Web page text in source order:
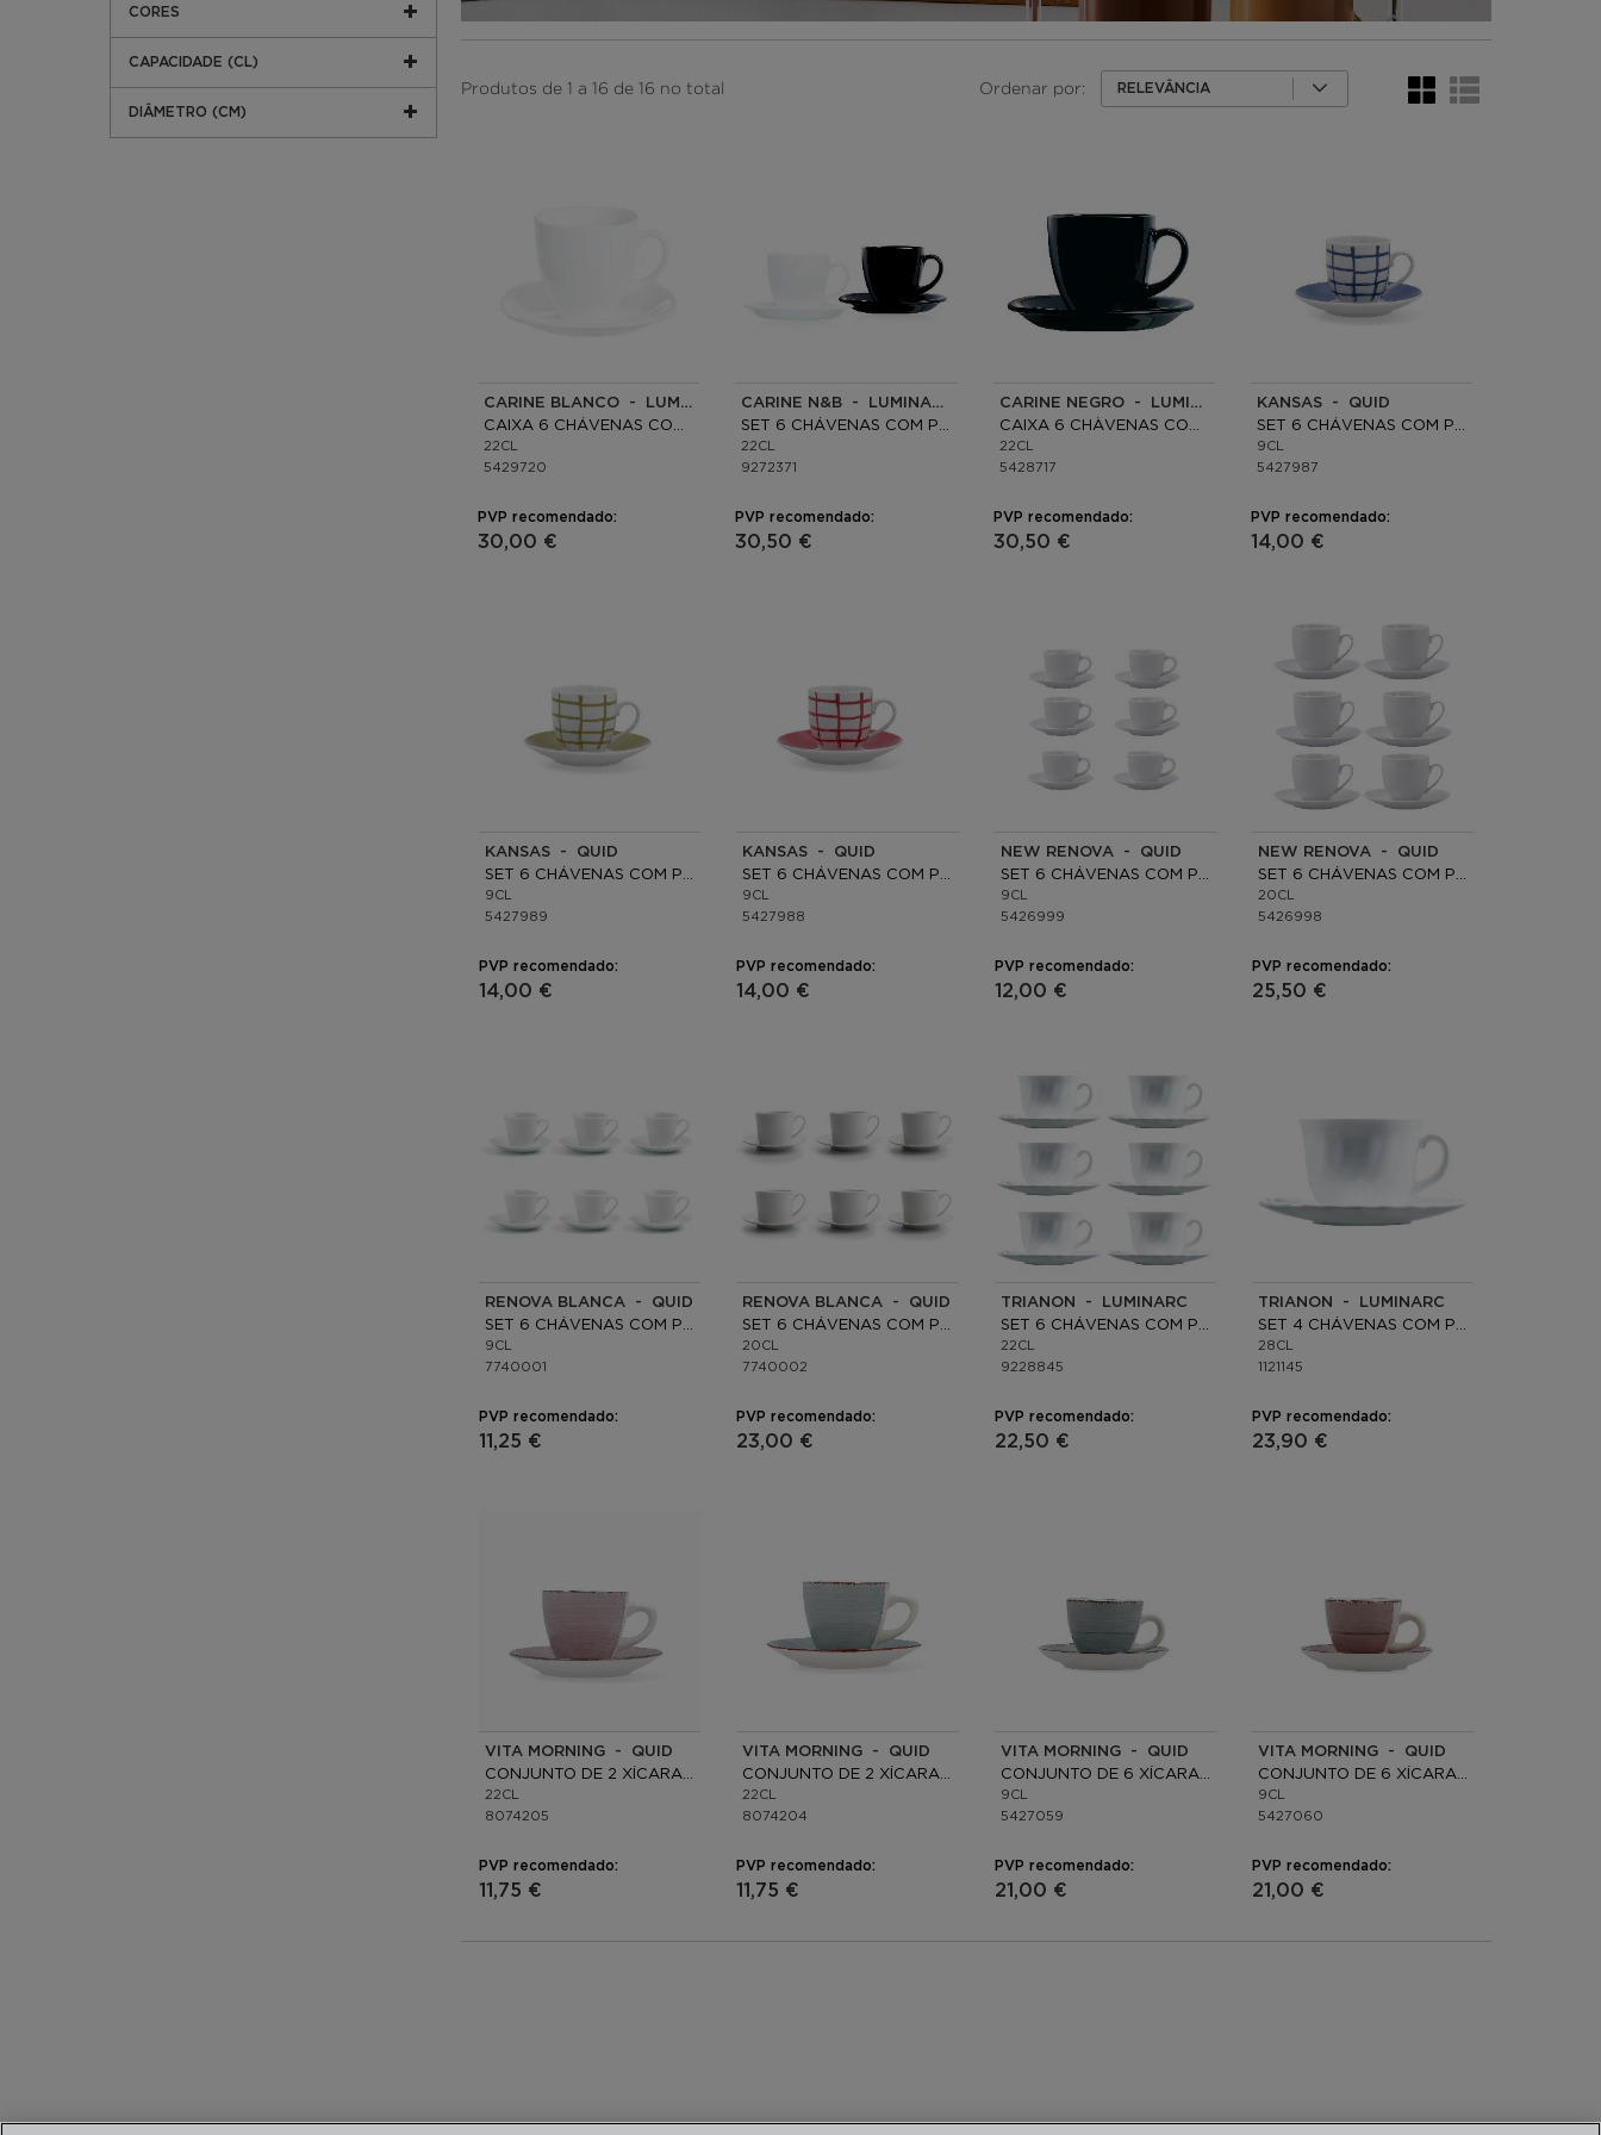
CORES
CAPACIDADE (CL)
DIÂMETRO (CM)
Produtos de 1 a 16 de 16 no total Ordenar por: RELEVÂNCIA
CARINE BLANCO - LUMINARC
22CL
5429720
PVP recomendado:
30,00 €
CARINE N&B - LUMINARC
22CL
9272371
PVP recomendado:
30,50 €
CARINE NEGRO - LUMINARC
22CL
5428717
PVP recomendado:
30,50 €
KANSAS - QUID
9CL
5427987
PVP recomendado:
14,00 €
KANSAS - QUID
9CL
5427989
PVP recomendado:
14,00 €
KANSAS - QUID
9CL
5427988
PVP recomendado:
14,00 €
NEW RENOVA - QUID
9CL
5426999
PVP recomendado:
12,00 €
NEW RENOVA - QUID
20CL
5426998
PVP recomendado:
25,50 €
RENOVA BLANCA - QUID
9CL
7740001
PVP recomendado:
11,25 €
RENOVA BLANCA - QUID
20CL
7740002
PVP recomendado:
23,00 €
TRIANON - LUMINARC
22CL
9228845
PVP recomendado:
22,50 €
TRIANON - LUMINARC
28CL
1121145
PVP recomendado:
23,90 €
VITA MORNING - QUID
22CL
8074205
PVP recomendado:
11,75 €
VITA MORNING - QUID
22CL
8074204
PVP recomendado:
11,75 €
VITA MORNING - QUID
9CL
5427059
PVP recomendado:
21,00 €
VITA MORNING - QUID
9CL
5427060
PVP recomendado:
21,00 €